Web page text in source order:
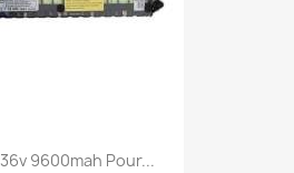
9600mah Pour...